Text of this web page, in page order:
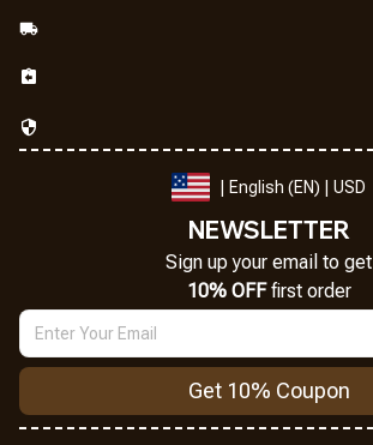
| English (EN) | USD
NEWSLETTER
Sign up your email to get
10% OFF first order
Get 10% Coupon